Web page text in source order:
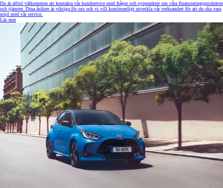
Du är alltid välkommen att kontakta vår kundservice med frågor och synpunkter om våra finansieringsprodukter
och tjänster. Dina åsikter är viktiga för oss och vi vill kontinuerligt utveckla vår verksamhet för att du ska vara
nöjd med vår service.
Läs mer